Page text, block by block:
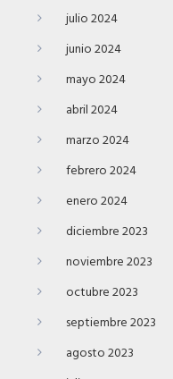
julio 2024
junio 2024
mayo 2024
abril 2024
marzo 2024
febrero 2024
enero 2024
diciembre 2023
noviembre 2023
octubre 2023
septiembre 2023
agosto 2023